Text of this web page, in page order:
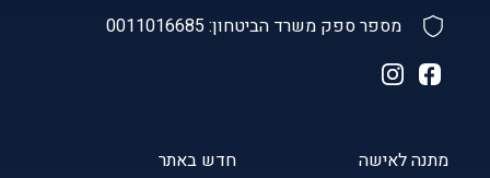
מתנה לאישה
חדש באתר
מספר ספק משרד הביטחון: 0011016685